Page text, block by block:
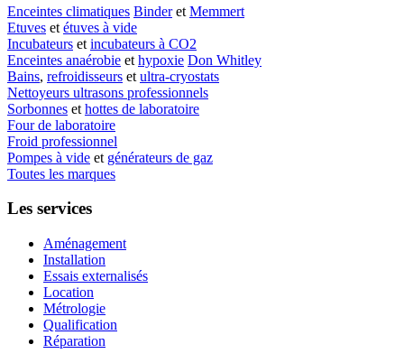
Enceintes climatiques Binderet Memmert
Etuves et étuves à vide
Incubateurs et incubateurs à CO2
Enceintes anaérobie et hypoxie Don Whitley
Bains, refroidisseurs et ultra-cryostats
Nettoyeurs ultrasons professionnels
Sorbonnes et hottes de laboratoire
Four de laboratoire
Froid professionnel
Pompes à vide et générateurs de gaz
Toutes les marques
Les services
Aménagement
Installation
Essais externalisés
Location
Métrologie
Qualification
Réparation